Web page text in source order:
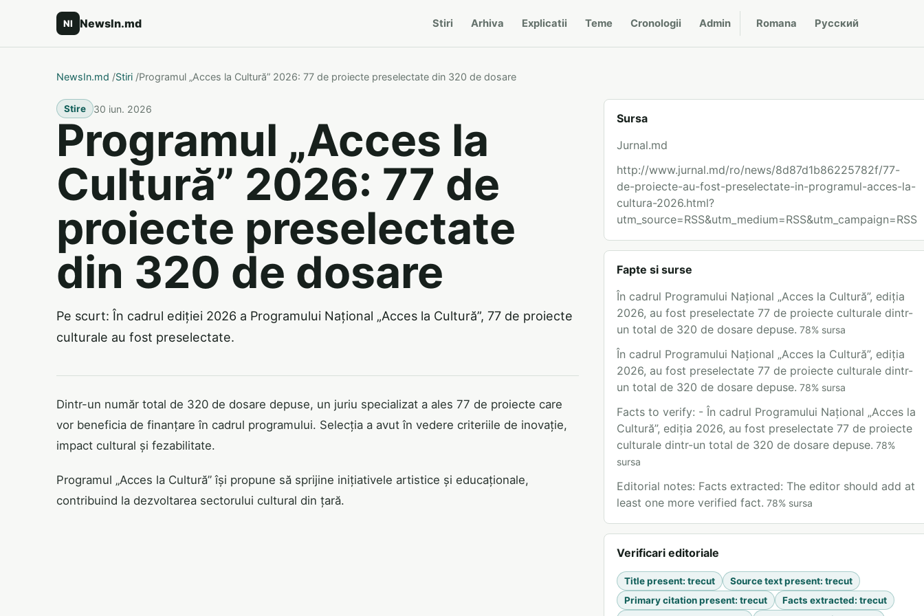
NI NewsIn.md Stiri Arhiva Explicatii Teme Cronologii Admin Romana Русский
NewsIn.md /Stiri /Programul „Acces la Cultură” 2026: 77 de proiecte preselectate din 320 de dosare
Stire 30 iun. 2026
Programul „Acces la
Cultură” 2026: 77 de
proiecte preselectate
din 320 de dosare
Pe scurt: În cadrul ediției 2026 a Programului Național „Acces la Cultură”, 77 de proiecte
culturale au fost preselectate.
Dintr-un număr total de 320 de dosare depuse, un juriu specializat a ales 77 de proiecte care
vor beneficia de finanțare în cadrul programului. Selecția a avut în vedere criteriile de inovație,
impact cultural și fezabilitate.
Programul „Acces la Cultură” își propune să sprijine inițiativele artistice și educaționale,
contribuind la dezvoltarea sectorului cultural din țară.
Sursa
Jurnal.md
http://www.jurnal.md/ro/news/8d87d1b86225782f/77-
de-proiecte-au-fost-preselectate-in-programul-acces-la-
cultura-2026.html?
utm_source=RSS&utm_medium=RSS&utm_campaign=RSS
Fapte si surse
În cadrul Programului Național „Acces la Cultură”, ediția
2026, au fost preselectate 77 de proiecte culturale dintr-
un total de 320 de dosare depuse. 78% sursa
În cadrul Programului Național „Acces la Cultură”, ediția
2026, au fost preselectate 77 de proiecte culturale dintr-
un total de 320 de dosare depuse. 78% sursa
Facts to verify: - În cadrul Programului Național „Acces la
Cultură”, ediția 2026, au fost preselectate 77 de proiecte
culturale dintr-un total de 320 de dosare depuse. 78%
sursa
Editorial notes: Facts extracted: The editor should add at
least one more verified fact. 78% sursa
Verificari editoriale
Title present: trecut Source text present: trecut
Primary citation present: trecut Facts extracted: trecut